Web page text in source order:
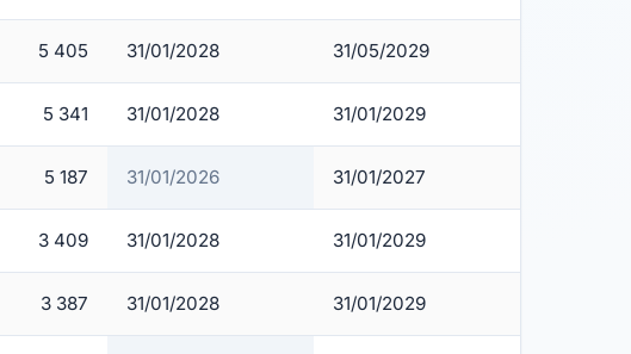
5 405 31/01/2028 31/05/2029
5 341 31/01/2028 31/01/2029
5 187 31/01/2026 31/01/2027
3 409 31/01/2028 31/01/2029
3 387 31/01/2028 31/01/2029